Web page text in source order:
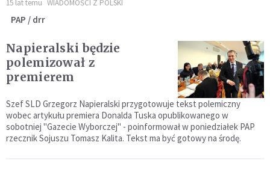
15 lat temu WIADOMOŚCI Z POLSKI
PAP / drr
Napieralski będzie
polemizował z
premierem
Szef SLD Grzegorz Napieralski przygotowuje tekst polemiczny
wobec artykułu premiera Donalda Tuska opublikowanego w
sobotniej "Gazecie Wyborczej" - poinformował w poniedziałek PAP
rzecznik Sojuszu Tomasz Kalita. Tekst ma być gotowy na środę.